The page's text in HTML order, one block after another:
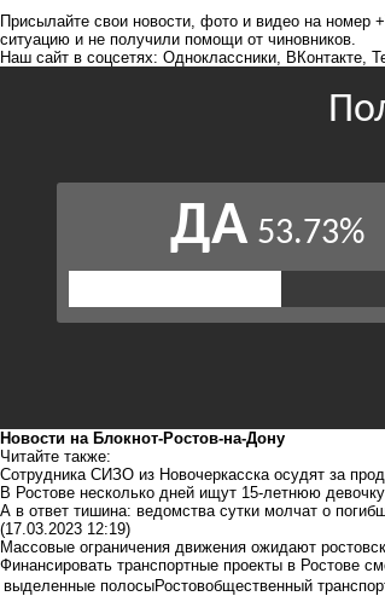
Присылайте свои новости, фото и видео на номер
ситуацию и не получили помощи от чиновников.
Наш сайт в соцсетях: Одноклассники ВКонтакте
Новости на Блoкнoт-Ростов-на-Дону
Читайте также:
Сотрудника СИЗО из Новочеркасска осудят за
В Ростове несколько дней ищут 15-летнюю девочку
А в ответ тишина: ведомства сутки молчат о
(17.03.2023 12:19)
Массовые ограничения движения ожидают
Финансировать транспортные проекты в Ростове
выделенные полосыРостовобщественный